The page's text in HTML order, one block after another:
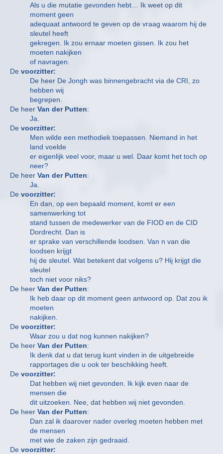
Als u die mutatie gevonden hebt… Ik weet op dit
moment geen
adequaat antwoord te geven op de vraag waarom hij de
sleutel heeft
gekregen. Ik zou ernaar moeten gissen. Ik zou het
moeten nakijken
of navragen.
De voorzitter:
De heer De Jongh was binnengebracht via de CRI, zo
hebben wij
begrepen.
De heer Van der Putten:
Ja.
De voorzitter:
Men wilde een methodiek toepassen. Niemand in het
land voelde
er eigenlijk veel voor, maar u wel. Daar komt het toch op
neer?
De heer Van der Putten:
Ja.
De voorzitter:
En dan, op een bepaald moment, komt er een
samenwerking tot
stand tussen de medewerker van de FIOD en de CID
Dordrecht. Dan is
er sprake van verschillende loodsen. Van n van die
loodsen krijgt
hij de sleutel. Wat betekent dat volgens u? Hij krijgt die
sleutel
toch niet voor niks?
De heer Van der Putten:
Ik heb daar op dit moment geen antwoord op. Dat zou ik
moeten
nakijken.
De voorzitter:
Waar zou u dat nog kunnen nakijken?
De heer Van der Putten:
Ik denk dat u dat terug kunt vinden in de uitgebreide
rapportages die u ook ter beschikking heeft.
De voorzitter:
Dat hebben wij niet gevonden. Ik kijk even naar de
mensen die
dit uitzoeken. Nee, dat hebben wij niet gevonden.
De heer Van der Putten:
Dan zal ik daarover nader overleg moeten hebben met
de mensen
met wie de zaken zijn gedraaid.
De voorzitter: